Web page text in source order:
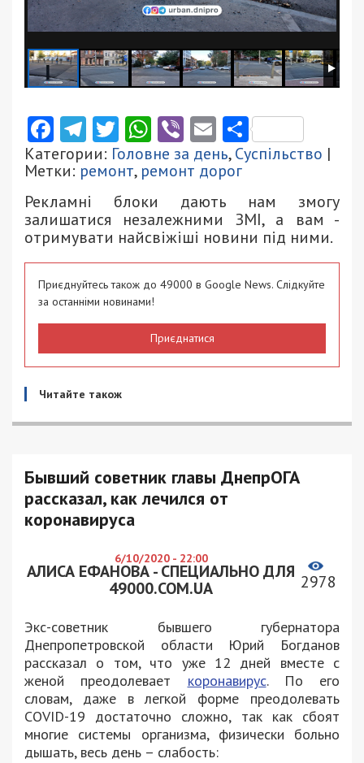
Facebook
Telegram
Twitter
WhatsApp
ViberEmail
Категории: Головне за день,Суспільство |
Метки: ремонт, ремонт дорог
Рекламні блоки дають нам змогу
залишатися незалежними ЗМІ, а вам -
отримувати найсвіжіші новини під ними.
Приєднуйтесь також до 49000 в Google News. Слідкуйте
за останніми новинами!
Приєднатися
Читайте також
Бывший советник главы ДнепрОГА
рассказал, как лечился от
коронавируса
6/10/2020 - 22:00
АЛИСА ЕФАНОВА - СПЕЦИАЛЬНО ДЛЯ
49000.COM.UA
2978
Экс-советник бывшего губернатора
Днепропетровской области Юрий Богданов
рассказал о том, что уже 12 дней вместе с
женой преодолевает коронавирус. По его
словам, даже в легкой форме преодолевать
COVID-19 достаточно сложно, так как сбоят
многие системы организма, физически больно
дышать, весь день – слабость: